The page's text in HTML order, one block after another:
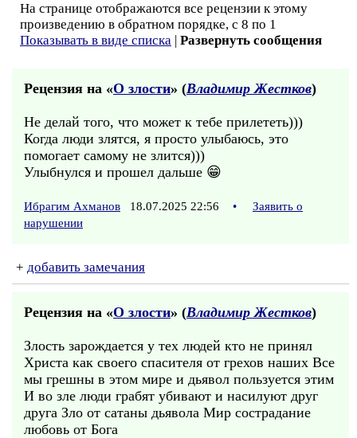
На странице отображаются все рецензии к этому
произведению в обратном порядке, с 8 по 1
Показывать в виде списка | Развернуть сообщения
Рецензия на «О злости» (Владимир Жестков)
Не делай того, что может к тебе прилететь)))
Когда люди злятся, я просто улыбаюсь, это
помогает самому не злится)))
Улыбнулся и прошел дальше 😁
Ибрагим Ахманов 18.07.2025 22:56 •
Заявить о
нарушении
+ добавить замечания
Рецензия на «О злости» (Владимир Жестков)
Злость зарождается у тех людей кто не принял
Христа как своего спасителя от грехов наших Все
мы грешны в этом мире и дьявол пользуется этим
И во зле люди грабят убивают и насилуют друг
друга Зло от сатаны дьявола Мир сострадание
любовь от Бога